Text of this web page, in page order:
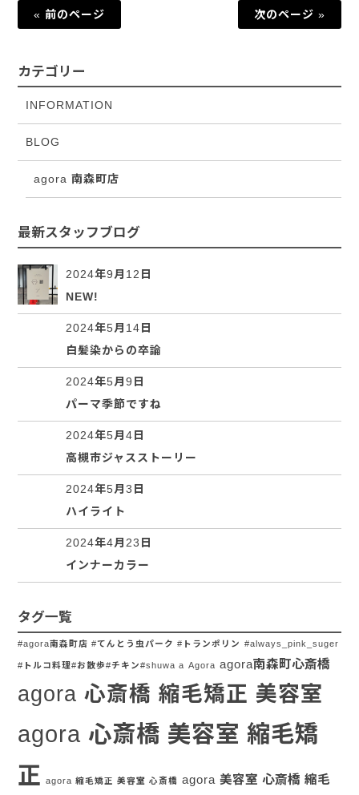
« 前のページ 次のページ »
カテゴリー
INFORMATION
BLOG
agora 南森町店
最新スタッフブログ
2024年9月12日
NEW!
2024年5月14日
白髪染からの卒論
2024年5月9日
パーマ季節ですね
2024年5月4日
高槻市ジャスストーリー
2024年5月3日
ハイライト
2024年4月23日
インナーカラー
タグ一覧
#agora南森町店 #てんとう虫パーク #トランポリン #always_pink_suger
#トルコ料理#お散歩#チキン#shuwa a Agora agora南森町心斎橋
agora 心斎橋 縮毛矯正 美容室
agora 心斎橋 美容室 縮毛矯
正 agora 縮毛矯正 美容室 心斎橋 agora 美容室 心斎橋 縮毛